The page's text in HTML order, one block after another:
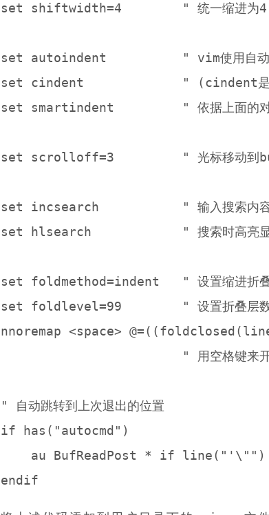
set shiftwidth=4        " 统一缩进为4
set autoindent          " vim使用自动对齐
set cindent             " (cindent是特别
set smartindent         " 依据上面的对齐格
set scrolloff=3         " 光标移动到
set incsearch           " 输入搜索内容时
set hlsearch            " 搜索时高亮显示
set foldmethod=indent   " 设置缩进折
set foldlevel=99        " 设置折叠层
nnoremap <space>
" 用空格键来
" 自动跳转到上次退出的位置
if has("autocmd")
au BufReadPost * if